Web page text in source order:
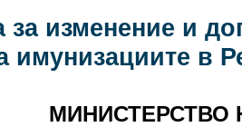
за изменение и
имунизациите в
МИНИСТЕРСТВО